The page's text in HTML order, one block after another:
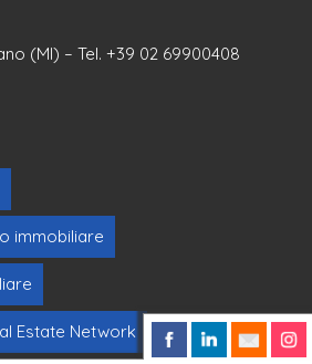
(MI) – Tel. +39 02 69900408
immobiliare
Estate Network